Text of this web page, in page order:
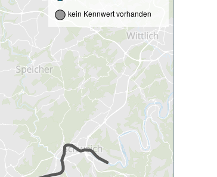
kein Kennwert vorhanden